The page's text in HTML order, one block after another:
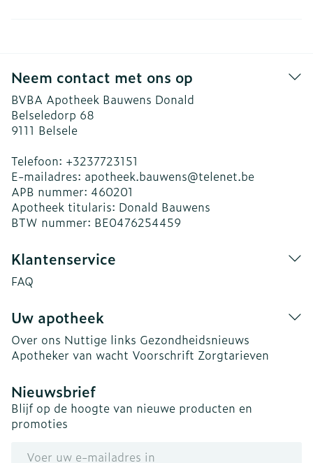
Neem contact met ons op
BVBA Apotheek Bauwens Donald
Belseledorp 68
9111 Belsele
Telefoon: +3237723151
E-mailadres: apotheek.bauwens@telenet.be
APB nummer: 460201
Apotheek titularis: Donald Bauwens
BTW nummer: BE0476254459
Klantenservice
FAQ
Uw apotheek
Over ons Nuttige links Gezondheidsnieuws
Apotheker van wacht Voorschrift Zorgtarieven
Nieuwsbrief
Blijf op de hoogte van nieuwe producten en
promoties